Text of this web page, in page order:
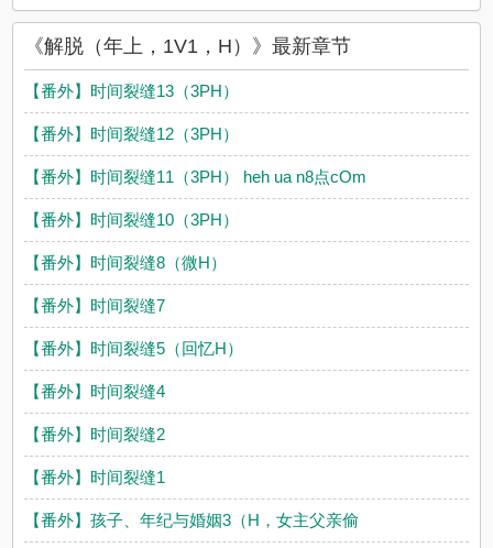
吾爱耽美网实时更新解脱（年上，1V1，H）最新章节并且提供无
弹窗阅读，书友所发表的解脱（年上，1V1，H）评论，并不代表
吾爱耽美网赞同或者支持解脱（年上，1V1，H）读者的观点。
《解脱（年上，1V1，H）》最新章节
【番外】时间裂缝13（3PH）
【番外】时间裂缝12（3PH）
【番外】时间裂缝11（3PH） heh ua n8点cOm
【番外】时间裂缝10（3PH）
【番外】时间裂缝8（微H）
【番外】时间裂缝7
【番外】时间裂缝5（回忆H）
【番外】时间裂缝4
【番外】时间裂缝2
【番外】时间裂缝1
【番外】孩子、年纪与婚姻3（H，女主父亲偷